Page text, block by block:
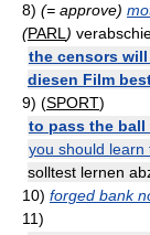
8) (= approve)
(PARL )
the censors
diesen Film
9) (SPORT)
to pass the ball
you should learn
solltest lernen
10) forged bank
11)